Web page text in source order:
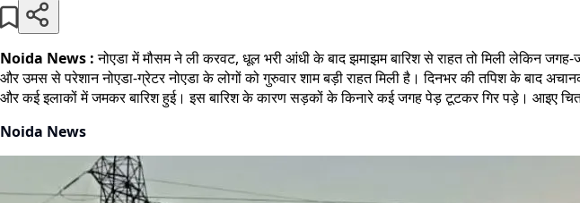
Noida News :नोएडा में मौसम ने ली करवट, धूल भरी आंधी के बाद झमाझम बारिश से राहत तो मिली लेकिन
और उमस से परेशान नोएडा-ग्रेटर नोएडा के लोगों को गुरुवार शाम बड़ी राहत मिली है। दिनभर की तपिश के बाद
और कई इलाकों में जमकर बारिश हुई। इस बारिश के कारण सड़कों के किनारे कई जगह पेड़ टूटकर गिर पड़े। आइए
Noida News